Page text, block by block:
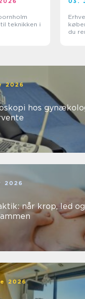
teknikken i
københavn
du
2026
hos
2026
når krop, led
2026